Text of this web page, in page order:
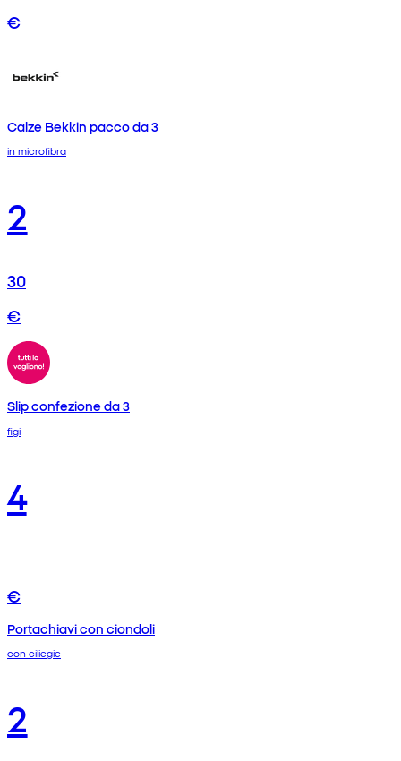
€
Calze Bekkin pacco da 3
in microfibra
2
30
€
Slip confezione da 3
figi
4
€
Portachiavi con ciondoli
con ciliegie
2